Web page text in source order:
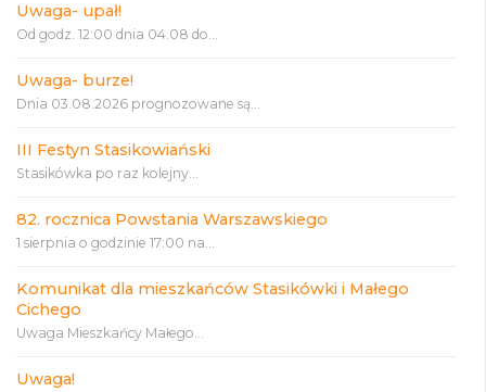
Uwaga- upał!
Od godz. 12:00 dnia 04.08 do...
Uwaga- burze!
Dnia 03.08.2026 prognozowane są...
III Festyn Stasikowiański
Stasikówka po raz kolejny...
82. rocznica Powstania Warszawskiego
1 sierpnia o godzinie 17:00 na...
Komunikat dla mieszkańców Stasikówki i Małego
Cichego
Uwaga Mieszkańcy Małego...
Uwaga!